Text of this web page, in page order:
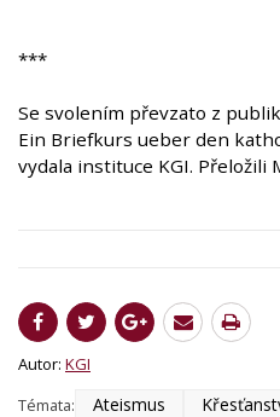
***
Se svolením převzato z
Ein Briefkurs ueber den
vydala instituce KGI. Přeložili
Autor: KGI
Témata:
Ateismus